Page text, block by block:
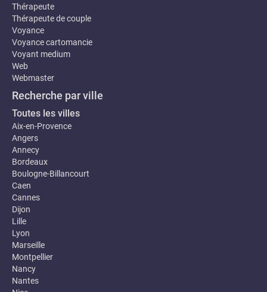
Thérapeute
Thérapeute de couple
Voyance
Voyance cartomancie
Voyant medium
Web
Webmaster
Recherche par ville
Toutes les villes
Aix-en-Provence
Angers
Annecy
Bordeaux
Boulogne-Billancourt
Caen
Cannes
Dijon
Lille
Lyon
Marseille
Montpellier
Nancy
Nantes